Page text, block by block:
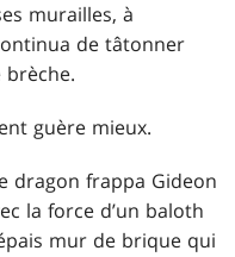
murailles, à
de tâtonner
brèche.
guère mieux.
dragon frappa Gideon
la force d’un baloth
mur de brique qui